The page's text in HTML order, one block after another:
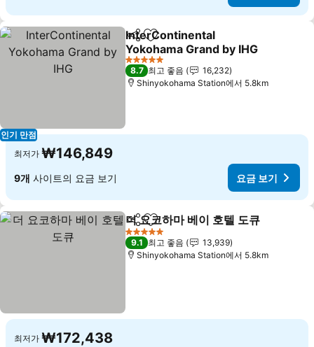
인기 만점
공유 즐겨찾기에 추가
InterContinental
Yokohama Grand by IHG
요금 보기
5 성급
8.7 최고 좋음
16,232
Shinyokohama Station에서 5.8km
최저가 ₩146,849
9개 사이트의 요금 보기 요금 보기
공유 즐겨찾기에 추가
더 요코하마 베이 호텔 도큐
5 성급
9.1 최고 좋음
13,939
Shinyokohama Station에서 5.8km
최저가 ₩172,438